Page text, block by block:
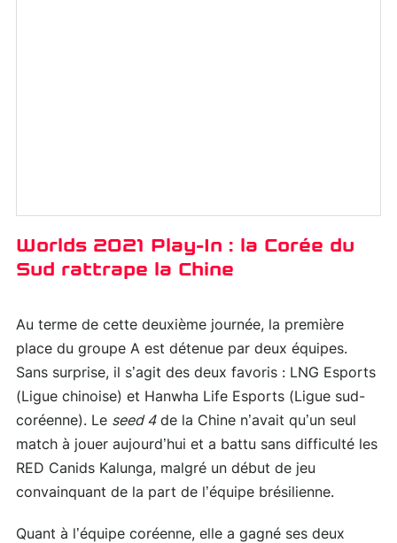
Worlds 2021 Play-In : la Corée du
Sud rattrape la Chine
Au terme de cette deuxième journée, la première
place du groupe A est détenue par deux équipes.
Sans surprise, il s’agit des deux favoris : LNG Esports
(Ligue chinoise) et Hanwha Life Esports (Ligue sud-
coréenne). Le seed 4de la Chine n’avait qu’un seul
match à jouer aujourd’hui et a battu sans difficulté les
RED Canids Kalunga, malgré un début de jeu
convainquant de la part de l’équipe brésilienne.
Quant à l’équipe coréenne, elle a gagné ses deux